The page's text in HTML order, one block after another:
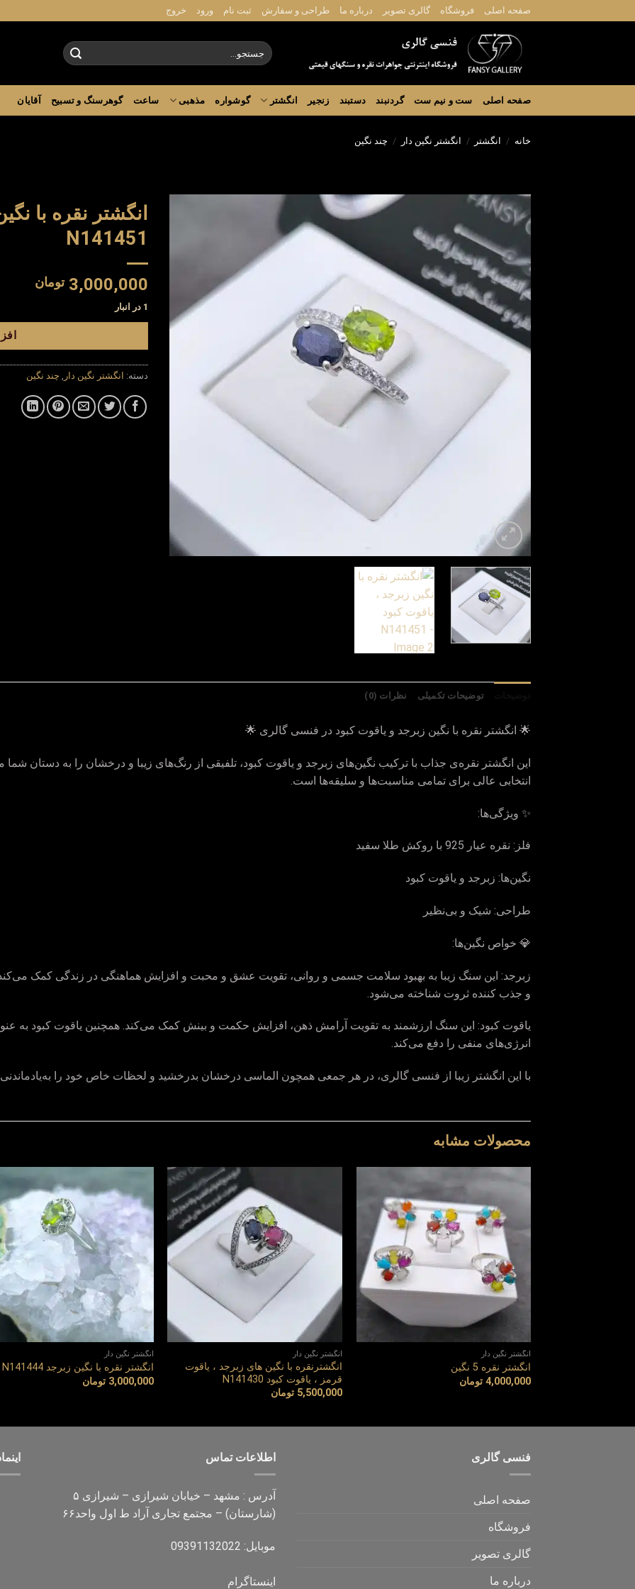
to
صفحه اصلی فروشگاه گالری تصویر درباره ما طراحی و سفارش ثبت نام ورود خروج
جستجو
برای:
صفحه اصلی ست و نیم ست گردنبند دستبند زنجیر انگشتر گوشواره مذهبی ساعت گوهرسنگ و تسبیح آقایان
خانه / انگشتر / انگشتر نگین دار / چند نگین
انگشتر نقره با
N141451
3,000,000 تومان
1 در انبار
دسته: انگشتر نگین دار چند نگین
توضیحات تکمیلی نظرات (0)
🌟 انگشتر نقره با نگین زبرجد و یاقوت کبود در فنسی گالری 🌟
این انگشتر نقره‌ی جذاب با ترکیب نگین‌های زبرجد و یاقوت کبود، تلفیقی از رنگ‌های زیبا و درخشان را به دستان
انتخابی عالی برای تمامی مناسبت‌ها و سلیقه‌ها است.
✨ ویژگی‌ها:
فلز: نقره عیار 925 با روکش طلا سفید
نگین‌ها: زبرجد و یاقوت کبود
طراحی: شیک و بی‌نظیر
💎 خواص نگین‌ها:
زبرجد: این سنگ زیبا به بهبود سلامت جسمی و روانی، تقویت عشق و محبت و افزایش هماهنگی در زندگی کمک
و جذب کننده ثروت شناخته می‌شود.
یاقوت کبود: این سنگ ارزشمند به تقویت آرامش ذهن، افزایش حکمت و بینش کمک می‌کند. همچنین یاقوت کبود
انرژی‌های منفی را دفع می‌کند.
با این انگشتر زیبا از فنسی گالری، در هر جمعی همچون الماسی درخشان بدرخشید و لحظات خاص خود را به‌یادماندنی
محصولات مشابه
انگشتر نگین دار
انگشتر نقره 5 نگین
4,000,000 تومان
انگشتر نگین دار
انگشترنقره با نگین های زبرجد ، یاقوت
قرمز ، یاقوت کبود N141430
5,500,000 تومان
انگشتر نگین دار
انگشتر نقره با نگین زبرجد N141444
3,000,000 تومان
فنسی گالری
صفحه اصلی
فروشگاه
گالری تصویر
درباره ما
اطلاعات تماس
آدرس : مشهد – خیابان شیرازی – شیرازی ۵
(شارستان) – مجتمع تجاری آراد ط اول واحد۶۶
موبایل: 09391132022
اینستاگرام